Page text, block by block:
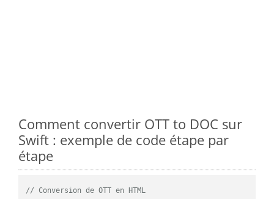
Comment convertir OTT to DOC sur
Swift : exemple de code étape par
étape
// Conversion de OTT en HTML